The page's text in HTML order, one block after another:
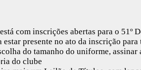
com inscrições abertas para o 51º
presente no ato da inscrição
do tamanho do uniforme,
do clube